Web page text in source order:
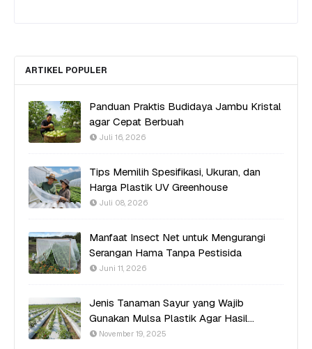
ARTIKEL POPULER
Panduan Praktis Budidaya Jambu Kristal
agar Cepat Berbuah
Juli 16, 2026
Tips Memilih Spesifikasi, Ukuran, dan
Harga Plastik UV Greenhouse
Juli 08, 2026
Manfaat Insect Net untuk Mengurangi
Serangan Hama Tanpa Pestisida
Juni 11, 2026
Jenis Tanaman Sayur yang Wajib
Gunakan Mulsa Plastik Agar Hasil
Optimal
November 19, 2025